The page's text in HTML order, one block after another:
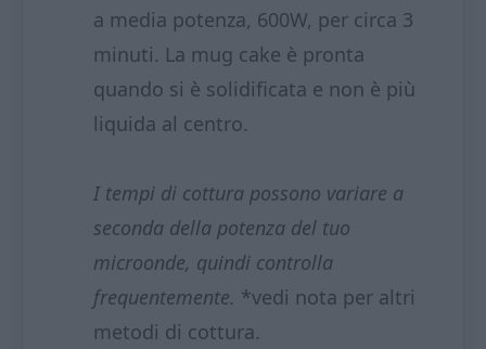
a media potenza, 600W, per circa 3
minuti. La mug cake è pronta
quando si è solidificata e non è più
liquida al centro.
I tempi di cottura possono variare a
seconda della potenza del tuo
microonde, quindi controlla
frequentemente. *vedi nota per altri
metodi di cottura.